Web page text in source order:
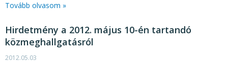
Tovább olvasom »
Hirdetmény a 2012. május 10-én tartandó
közmeghallgatásról
2012.05.03